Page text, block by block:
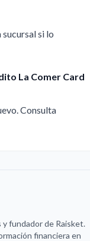
sucursal si lo
La Comer Card
Consulta
fundador de Raisket.
financiera en